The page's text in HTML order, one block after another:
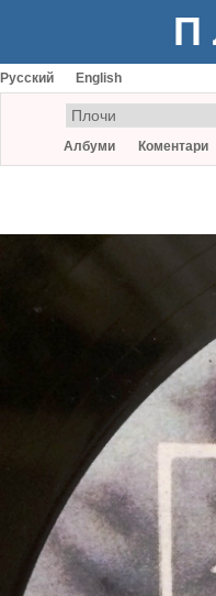
Русский English
Албуми Коментари